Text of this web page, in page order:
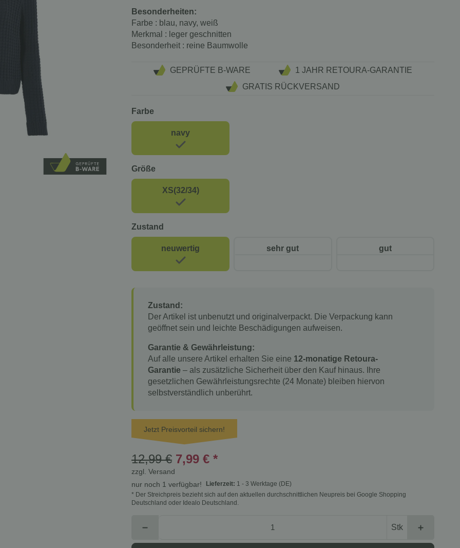
Besonderheiten:
Farbe : blau, navy, weiß
Merkmal : leger geschnitten
Besonderheit : reine Baumwolle
GEPRÜFTE B-WARE
1 JAHR RETOURA-GARANTIE
GRATIS RÜCKVERSAND
Farbe
navy
Größe
XS(32/34)
Zustand
neuwertig sehr gut gut
Zustand:
Der Artikel ist unbenutzt und originalverpackt. Die Verpackung kann
geöffnet sein und leichte Beschädigungen aufweisen.
Garantie & Gewährleistung:
Auf alle unsere Artikel erhalten Sie eine 12-monatige Retoura-
Garantie – als zusätzliche Sicherheit über den Kauf hinaus. Ihre
gesetzlichen Gewährleistungsrechte (24 Monate) bleiben hiervon
selbstverständlich unberührt.
Jetzt Preisvorteil sichern!
12,99 € 7,99 € *
zzgl. Versand
nur noch 1 verfügbar!
Lieferzeit: 1 - 3 Werktage (DE)
* Der Streichpreis bezieht sich auf den aktuellen durchschnittlichen Neupreis bei Google Shopping
Deutschland oder Idealo Deutschland.
Stk